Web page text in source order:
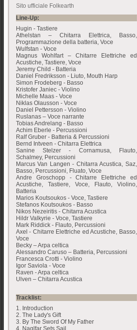
Sito ufficiale Folkearth
Line-Up:
Hugin - Tastiere
Athelstan – Chitarra Elettrica, Basso,
Programmazione della batteria, Voce
Wulfstan - Voce
Magnus Wohlfart – Chitarre Elettriche ed
Acustiche, Tastiere, Voce
Jeremy Child - Batteria
Daniel Fredriksson - Liuto, Mouth Harp
Simon Frodeberg - Basso
Kristofer Janiec - Violino
Michelle Maas - Voce
Niklas Olausson - Voce
Daniel Pettersson - Violino
Ruslanas – Voce narrante
Tobias Andrelang - Basso
Achim Eberle - Percussioni
Ralf Gruber - Batteria & Percussioni
Bernd Intveen - Chitarra Elettrica
Sanine Stelzer - Cornamusa, Flauto,
Schalmey, Percussioni
Marcus Van Langen - Chitarra Acustica, Saz,
Basso, Percussioni, Fluato, Voce
Andre Groschopp - Chitarre Elettriche ed
Acustiche, Tastiere, Voce, Flauto, Violino,
Batteria
Marios Koutsoukos - Voce, Tastiere
Stefanos Koutsoukos - Basso
Nikos Nezeiritis - Chitarra Acustica
Hildr Valkyrie - Voce, Tastiere
Mark Riddick - Flauto, Percussioni
Axel - Chitarre Elettriche ed Acustiche, Basso,
Voce
Becky – Arpa celtica
Alessandro Caruso – Batteria, Percussioni
Francesca Crotti - Violino
Igor Saviola - Voce
Raven - Arpa celtica
Ulven – Chitarra Acustica
Tracklist:
1. Introduction
2. The Lady's Gift
3. By The Sword Of My Father